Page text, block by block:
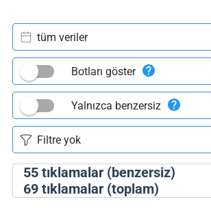
55tıklamalar (benzersiz)
69tıklamalar (toplam)
tüm veriler
Botları göster
Yalnızca benzersiz